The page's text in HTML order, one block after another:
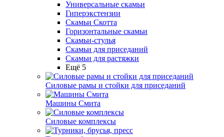
Универсальные скамьи
Гиперэкстензии
Скамьи Скотта
Горизонтальные скамьи
Скамьи-стулья
Скамьи для приседаний
Скамьи для растяжки
Ещё 5
Силовые рамы и стойки для приседаний
Машины Смита
Силовые комплексы